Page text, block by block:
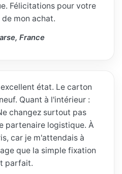
Félicitations pour votre
mon achat.
France
état. Le carton
Quant à l'intérieur :
changez surtout pas
partenaire logistique. À
car je m'attendais à
que la simple fixation
parfait.